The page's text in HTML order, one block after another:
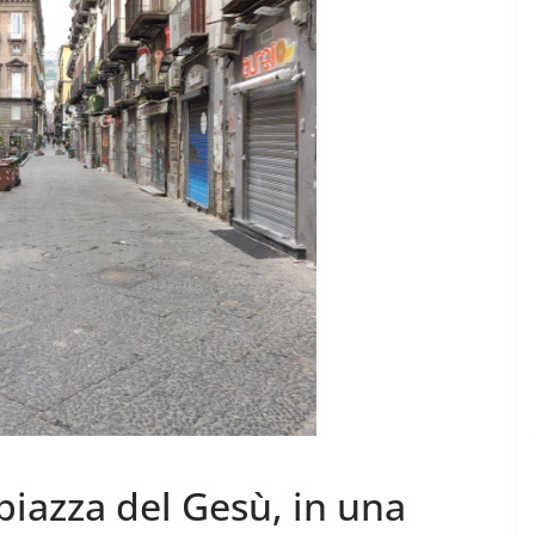
del Gesù, in una
DI 50
Rilassarsi e Concentrarsi
19 Maggio 2024